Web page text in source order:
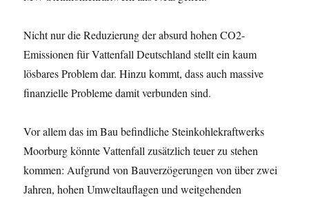
Nicht nur die Reduzierung der absurd hohen CO2-
Emissionen für Vattenfall Deutschland stellt ein kaum
lösbares Problem dar. Hinzu kommt, dass auch massive
finanzielle Probleme damit verbunden sind.
Vor allem das im Bau befindliche Steinkohlekraftwerks
Moorburg könnte Vattenfall zusätzlich teuer zu stehen
kommen: Aufgrund von Bauverzögerungen von über zwei
Jahren, hohen Umweltauflagen und weitgehenden